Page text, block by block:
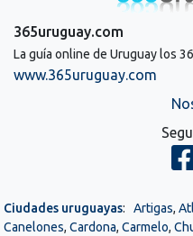
365uruguay.com
La guía online de Uruguay los
www.365uruguay.com
Ciudades uruguayas: Artigas,
Canelones, Cardona, Carmelo,